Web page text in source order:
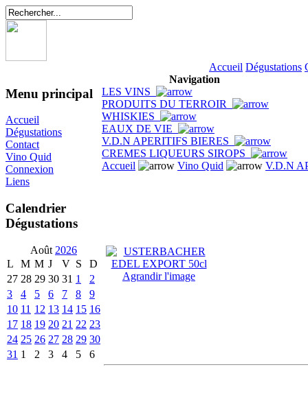
Accueil Dégustations
Menu principal
Accueil
Dégustations
Contact
Vino Quid
Connexion
Liens
Calendrier
Dégustations
Août 2026
L
M M J V S
D
27 28 29 30 31 1
2
3
4 5 6 7 8
9
10 11 12 13 14 15 16
17 18 19 20 21 22 23
24 25 26 27 28 29 30
31 1 2 3 4 5 6
Navigation
LES VINS
PRODUITS DU TERROIR
WHISKIES
EAUX DE VIE
V.D.N APERITIFS BIERES
CREMES LIQUEURS SIROPS
Accueil
Vino Quid V.D.N
Agrandir l'image